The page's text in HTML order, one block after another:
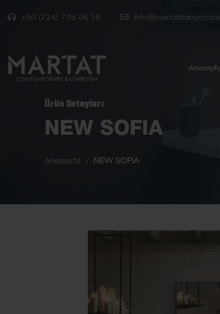
+90 (224) 738 06 16 info@martatbanyo.com
Anasayfa
Ürün Detayları
NEW SOFIA
Anasayfa NEW SOFIA